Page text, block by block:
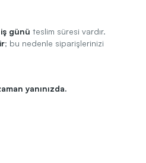
günü teslim süresi vardır.
; bu nedenle siparişlerinizi
yanınızda.